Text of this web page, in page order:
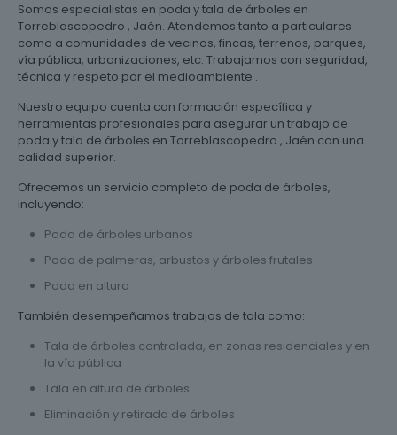
Somos especialistas en poda y tala de árboles en
Torreblascopedro , Jaén. Atendemos tanto a particulares
como a comunidades de vecinos, fincas, terrenos, parques,
vía pública, urbanizaciones, etc. Trabajamos con seguridad,
técnica y respeto por el medioambiente .
Nuestro equipo cuenta con formación específica y
herramientas profesionales para asegurar un trabajo de
poda y tala de árboles en Torreblascopedro , Jaén con una
calidad superior.
Ofrecemos un servicio completo de poda de árboles,
incluyendo:
Poda de árboles urbanos
Poda de palmeras, arbustos y árboles frutales
Poda en altura
También desempeñamos trabajos de tala como:
Tala de árboles controlada, en zonas residenciales y en
la vía pública
Tala en altura de árboles
Eliminación y retirada de árboles